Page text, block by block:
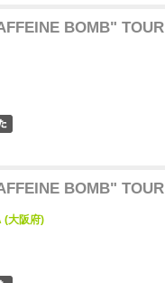
BOMB" TOUR
BOMB" TOUR
(大阪府)